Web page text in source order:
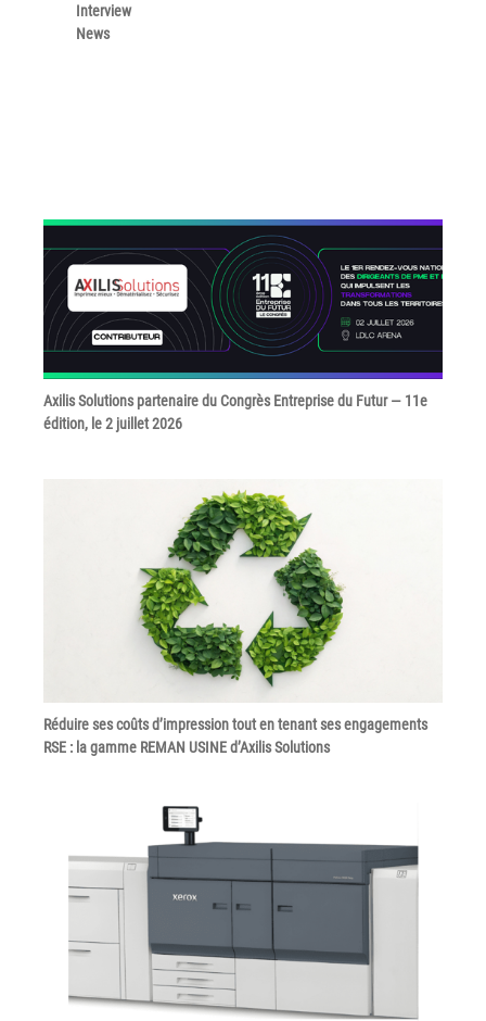
XEROX I Concessionnaire Agrée
Blog
Guide GED
Contact
Politique de confidentialité
Mentions légales
Interview
News
Axilis Solutions partenaire du Congrès Entreprise du Futur — 11e
édition, le 2 juillet 2026
Réduire ses coûts d’impression tout en tenant ses engagements
RSE : la gamme REMAN USINE d’Axilis Solutions